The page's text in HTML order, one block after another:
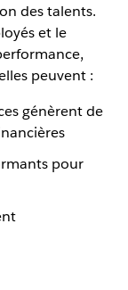
des talents.
et le
peuvent :
génèrent de
pour